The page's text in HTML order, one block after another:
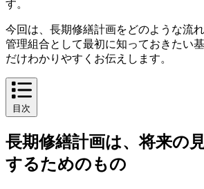
す。
今回は、長期修繕計画をどのような流
管理組合として最初に知っておきたい
だけわかりやすくお伝えします。
目次
長期修繕計画は、将来の見通しを
長期修繕計画は、将来の
するためのもの